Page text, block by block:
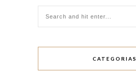
CATEGORIAS